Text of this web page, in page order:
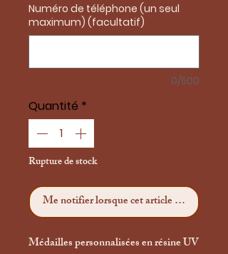
Numéro de téléphone (un seul
maximum) (facultatif)
0/500
Quantité *
Rupture de stock
Me notifier lorsque cet article est disponible
Médailles personnalisées en résine UV